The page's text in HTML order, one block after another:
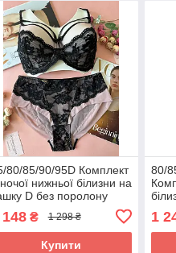
80/85/90/95D Комплект
нижньої білизни на
D без поролону
148₴ 1 298 ₴
Купити
80/
1